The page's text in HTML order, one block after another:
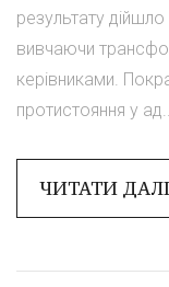
результату
вивчаючи
керівниками.
протистояння у
ЧИТАТИ ДАЛІ